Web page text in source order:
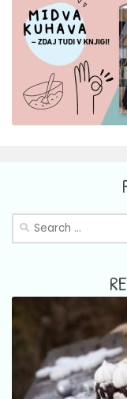
Search